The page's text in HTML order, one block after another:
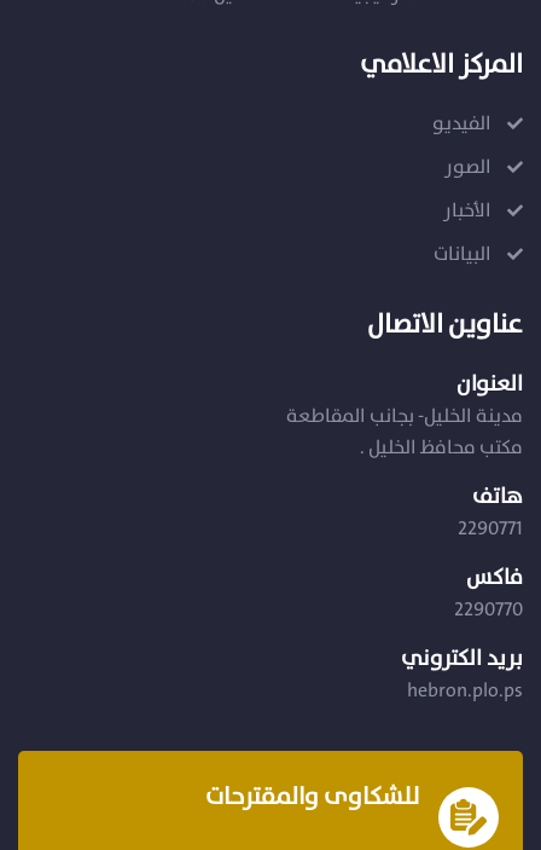
المركز الاعلامي
الفيديو
الصور
الأخبار
البيانات
عناوين الاتصال
العنوان
مدينة الخليل- بجانب المقاطعة
مكتب محافظ الخليل .
هاتف
2290771
فاكس
2290770
بريد الكتروني
hebron.plo.ps
للشكاوى والمقترحات